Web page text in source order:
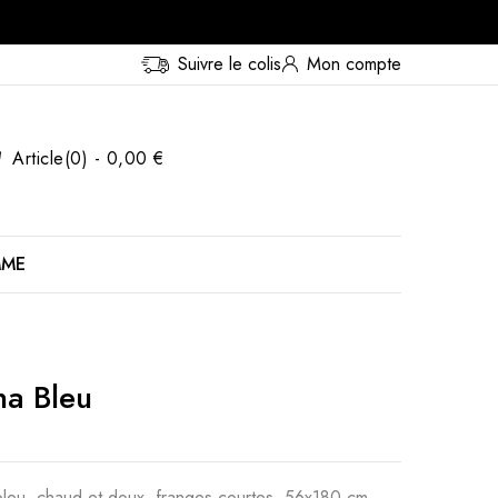
Suivre le colis Mon compte
Article(0) - 0,00 €
Bleu